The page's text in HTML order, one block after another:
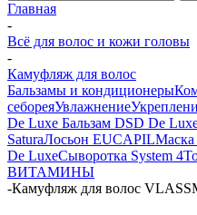
Главная
-
Всё для волос и кожи головы
-
Камуфляж для волос
Бальзамы и кондиционеры
себореяУвлажнение
De Luxe Бальзам DSD De
SaturaЛосьон EUCAPILМаска
De LuxeСыворотка System 4
ВИТАМИНЫ
-Камуфляж для волос